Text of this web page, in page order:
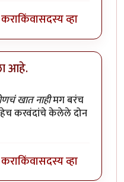
किंवासदस्य व्हा
आहे.
खात नाहीमग बरंच
हेच करवंदांचे केलेले दोन
किंवासदस्य व्हा